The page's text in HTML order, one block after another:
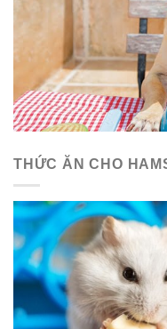
THỨC ĂN CHO